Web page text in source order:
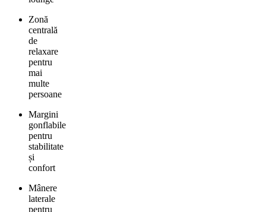
Zonă
centrală
de
relaxare
pentru
mai
multe
persoane
Margini
gonflabile
pentru
stabilitate
și
confort
Mânere
laterale
pentru